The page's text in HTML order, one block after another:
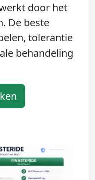
door het
De beste
tolerantie
behandeling